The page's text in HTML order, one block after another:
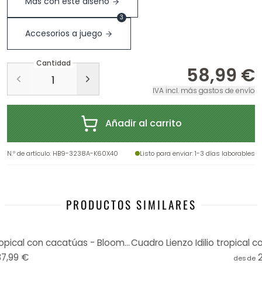
Accesorios a juego
3
Cantidad
58,99 €
IVA incl. más gastos de envío
Añadir al carrito
N.º de artículo: HB9-3238A-K60X40 Listo para enviar: 1-3 días laborables
PRODUCTOS SIMILARES
Cuadro de madera bosque tropical con cacatúas - Bloomery Decor
€
desde